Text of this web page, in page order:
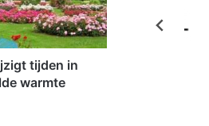
tijden in
warmte